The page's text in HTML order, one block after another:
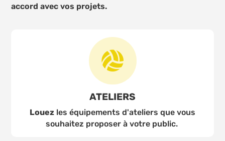
accord avec vos projets.

ATELIERS
Louez les équipements d'ateliers que vous
souhaitez proposer à votre public.